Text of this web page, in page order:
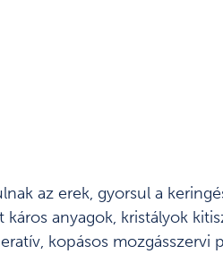
az erek, gyorsul a
anyagok, kristályok
kopásos mozgásszervi